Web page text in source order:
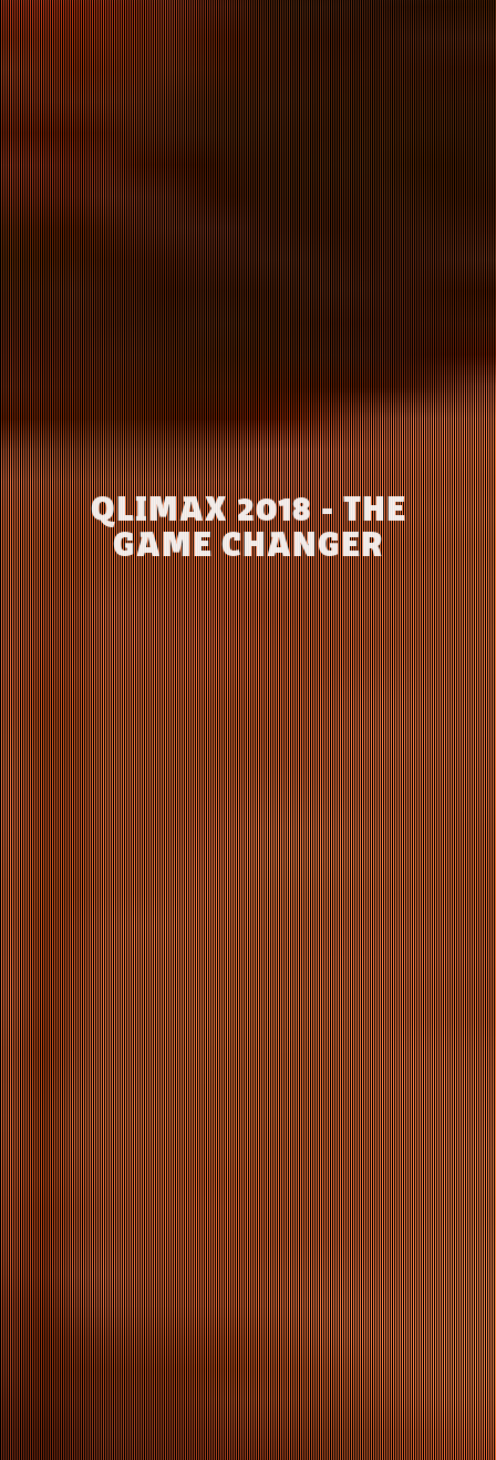
QLIMAX 2018 - THE
GAME CHANGER